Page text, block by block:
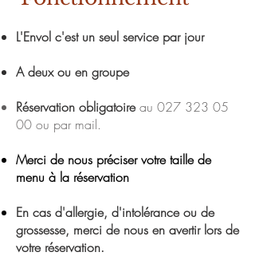
L'Envol c'est un seul service par jour
A deux ou en groupe
​Réservation obligatoireau 027 323 05
00 ou par mail.
Merci de nous préciser votre taille de
menu à la réservation
En cas d'allergie, d'intolérance ou de
grossesse, merci de nous en avertir lors de
votre réservation.